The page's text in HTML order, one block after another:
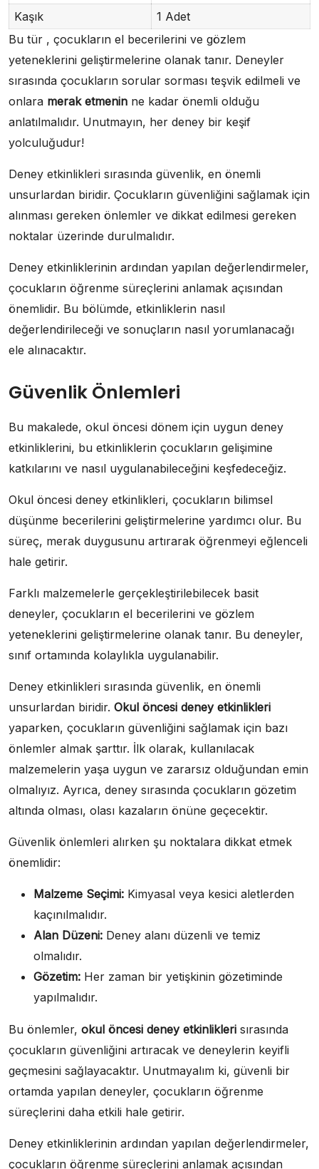
Kaşık
1 Adet
Bu tür , çocukların el becerilerini ve gözlem
yeteneklerini geliştirmelerine olanak tanır. Deneyler
sırasında çocukların sorular sorması teşvik edilmeli ve
onlara merak etmenin ne kadar önemli olduğu
anlatılmalıdır. Unutmayın, her deney bir keşif
yolculuğudur!
Deney etkinlikleri sırasında güvenlik, en önemli
unsurlardan biridir. Çocukların güvenliğini sağlamak için
alınması gereken önlemler ve dikkat edilmesi gereken
noktalar üzerinde durulmalıdır.
Deney etkinliklerinin ardından yapılan değerlendirmeler,
çocukların öğrenme süreçlerini anlamak açısından
önemlidir. Bu bölümde, etkinliklerin nasıl
değerlendirileceği ve sonuçların nasıl yorumlanacağı
ele alınacaktır.
Güvenlik Önlemleri
Bu makalede, okul öncesi dönem için uygun deney
etkinliklerini, bu etkinliklerin çocukların gelişimine
katkılarını ve nasıl uygulanabileceğini keşfedeceğiz.
Okul öncesi deney etkinlikleri, çocukların bilimsel
düşünme becerilerini geliştirmelerine yardımcı olur. Bu
süreç, merak duygusunu artırarak öğrenmeyi eğlenceli
hale getirir.
Farklı malzemelerle gerçekleştirilebilecek basit
deneyler, çocukların el becerilerini ve gözlem
yeteneklerini geliştirmelerine olanak tanır. Bu deneyler,
sınıf ortamında kolaylıkla uygulanabilir.
Deney etkinlikleri sırasında güvenlik, en önemli
unsurlardan biridir. Okul öncesi deney etkinlikleri
yaparken, çocukların güvenliğini sağlamak için bazı
önlemler almak şarttır. İlk olarak, kullanılacak
malzemelerin yaşa uygun ve zararsız olduğundan emin
olmalıyız. Ayrıca, deney sırasında çocukların gözetim
altında olması, olası kazaların önüne geçecektir.
Güvenlik önlemleri alırken şu noktalara dikkat etmek
önemlidir:
Malzeme Seçimi: Kimyasal veya kesici aletlerden
kaçınılmalıdır.
Alan Düzeni: Deney alanı düzenli ve temiz
olmalıdır.
Gözetim: Her zaman bir yetişkinin gözetiminde
yapılmalıdır.
Bu önlemler, okul öncesi deney etkinlikleri sırasında
çocukların güvenliğini artıracak ve deneylerin keyifli
geçmesini sağlayacaktır. Unutmayalım ki, güvenli bir
ortamda yapılan deneyler, çocukların öğrenme
süreçlerini daha etkili hale getirir.
Deney etkinliklerinin ardından yapılan değerlendirmeler,
çocukların öğrenme süreçlerini anlamak açısından